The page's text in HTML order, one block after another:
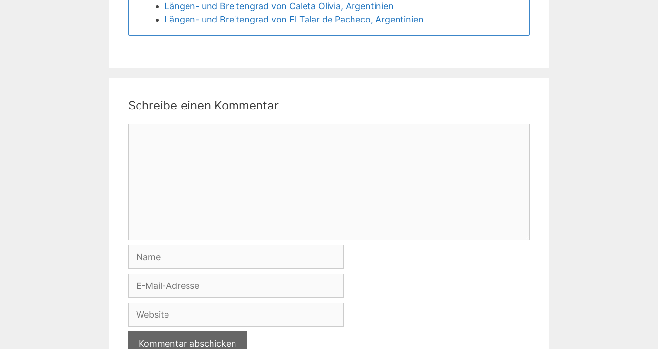
Längen- und Breitengrad von Caleta Olivia, Argentinien
Längen- und Breitengrad von El Talar de Pacheco, Argentinien
Schreibe einen Kommentar
Adresse
Website